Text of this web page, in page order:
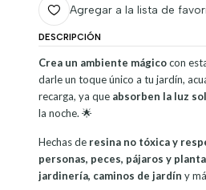
Agregar a la lista de
DESCRIPCIÓN
Crea un ambiente mágicocon
darle un toque único a tu jardín,
recarga, ya que absorben la luz
la noche. 🌟
Hechas de resina no tóxica y
personas, peces, pájaros y
jardinería, caminos de jardín y